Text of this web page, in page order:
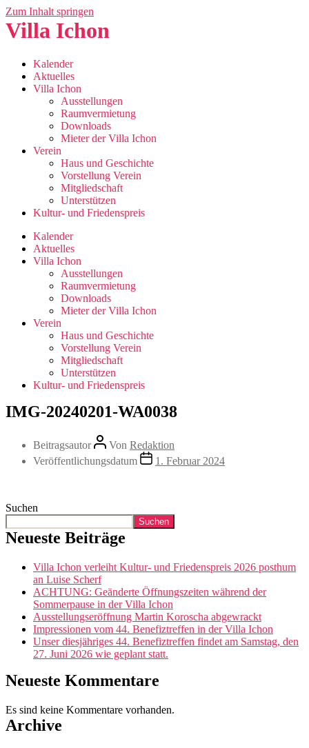
Zum Inhalt springen
Villa Ichon
Kalender
Aktuelles
Villa Ichon
Ausstellungen
Raumvermietung
Downloads
Mieter der Villa Ichon
Verein
Haus und Geschichte
Vorstellung Verein
Mitgliedschaft
Unterstützen
Kultur- und Friedenspreis
Kalender
Aktuelles
Villa Ichon
Ausstellungen
Raumvermietung
Downloads
Mieter der Villa Ichon
Verein
Haus und Geschichte
Vorstellung Verein
Mitgliedschaft
Unterstützen
Kultur- und Friedenspreis
IMG-20240201-WA0038
Beitragsautor Von Redaktion
Veröffentlichungsdatum
1. Februar 2024
Suchen
Suchen
Neueste Beiträge
Villa Ichon verleiht Kultur- und Friedenspreis 2026 posthum
an Luise Scherf
ACHTUNG: Geänderte Öffnungszeiten während der
Sommerpause in der Villa Ichon
Ausstellungseröffnung Martin Koroscha abgewrackt
Impressionen vom 44. Benefiztreffen in der Villa Ichon
Unser diesjähriges 44. Benefiztreffen findet am Samstag, den
27. Juni 2026 wie geplant statt.
Neueste Kommentare
Es sind keine Kommentare vorhanden.
Archive